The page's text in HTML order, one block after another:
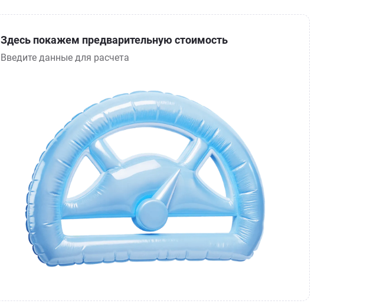
Здесь покажем предварительную стоимость
Введите данные для расчета